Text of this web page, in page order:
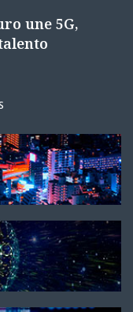
une 5G,